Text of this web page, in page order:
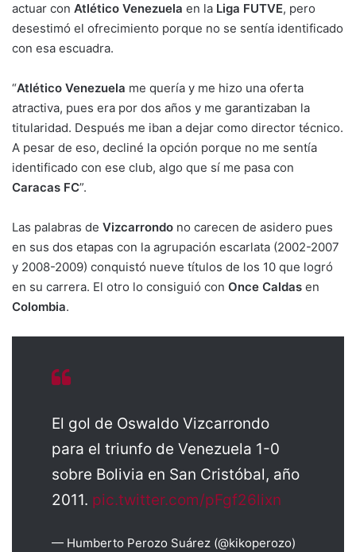
actuar con Atlético Venezuela en la Liga FUTVE, pero
desestimó el ofrecimiento porque no se sentía identificado
con esa escuadra.
“Atlético Venezuela me quería y me hizo una oferta
atractiva, pues era por dos años y me garantizaban la
titularidad. Después me iban a dejar como director técnico.
A pesar de eso, decliné la opción porque no me sentía
identificado con ese club, algo que sí me pasa con
Caracas FC”.
Las palabras de Vizcarrondo no carecen de asidero pues
en sus dos etapas con la agrupación escarlata (2002-2007
y 2008-2009) conquistó nueve títulos de los 10 que logró
en su carrera. El otro lo consiguió con Once Caldas en
Colombia.
El gol de Oswaldo Vizcarrondo
para el triunfo de Venezuela 1-0
sobre Bolivia en San Cristóbal, año
2011. pic.twitter.com/pFgf26lixn
— Humberto Perozo Suárez (@kikoperozo)